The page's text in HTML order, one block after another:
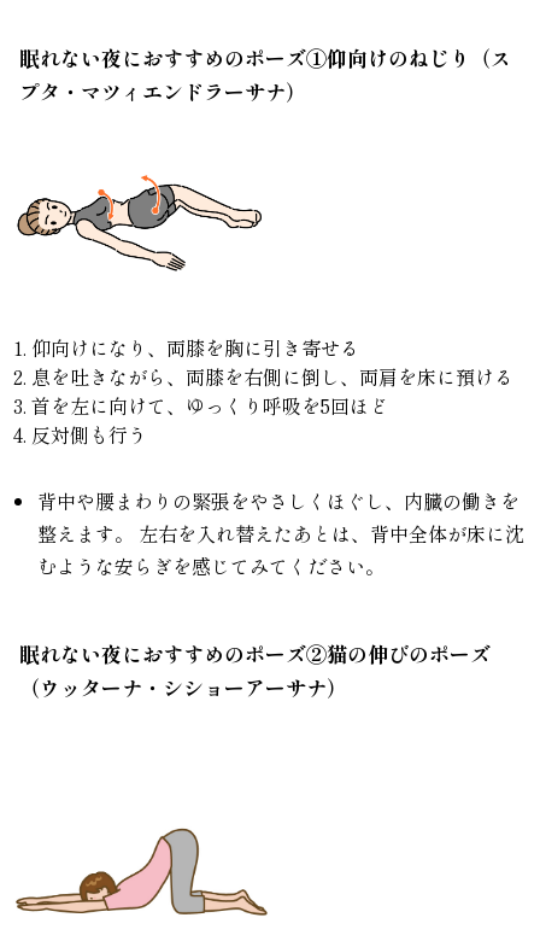
眠れない夜におすすめのポーズ①仰向けのねじり（ス
プタ・マツィエンドラーサナ）
1. 仰向けになり、両膝を胸に引き寄せる
2. 息を吐きながら、両膝を右側に倒し、両肩を床に預ける
3. 首を左に向けて、ゆっくり呼吸を5回ほど
4. 反対側も行う
背中や腰まわりの緊張をやさしくほぐし、内臓の働きを
整えます。 左右を入れ替えたあとは、背中全体が床に沈
むような安らぎを感じてみてください。
眠れない夜におすすめのポーズ②猫の伸びのポーズ
（ウッターナ・シショーアーサナ）